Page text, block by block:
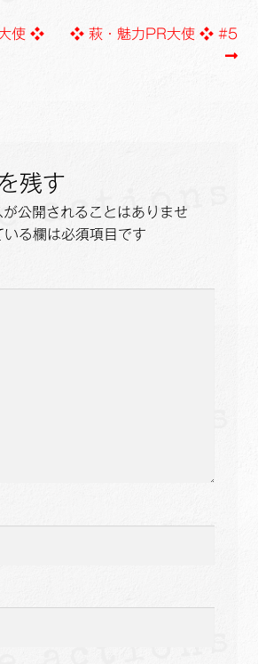
使 ❖
次
❖ 萩・魅力PR大使 ❖ #5
残す
が公開されることはありませ
る欄は必須項目です